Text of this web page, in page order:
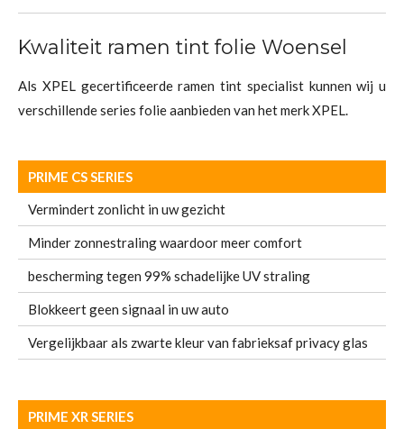
Kwaliteit ramen tint folie Woensel
Als XPEL gecertificeerde ramen tint specialist kunnen wij u
verschillende series folie aanbieden van het merk XPEL.
PRIME CS SERIES
Vermindert zonlicht in uw gezicht
Minder zonnestraling waardoor meer comfort
bescherming tegen 99% schadelijke UV straling
Blokkeert geen signaal in uw auto
Vergelijkbaar als zwarte kleur van fabrieksaf privacy glas
PRIME XR SERIES